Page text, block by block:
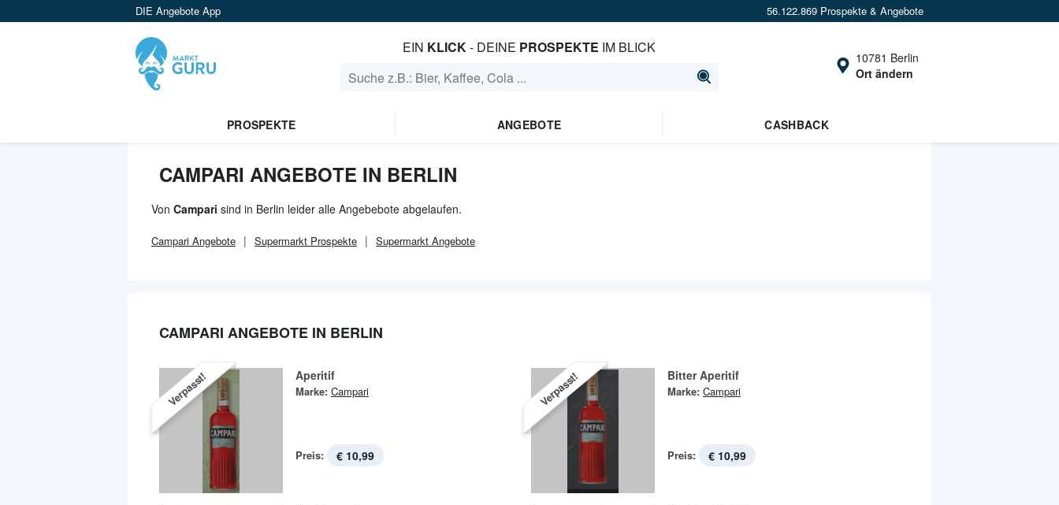
DIE Angebote App 56.122.869 Prospekte & Angebote
EIN KLICK- DEINE PROSPEKTE IM BLICK
10781 Berlin
Ort ändern
PROSPEKTE ANGEBOTE CASHBACK
CAMPARI ANGEBOTE IN BERLIN
Von Campari sind in Berlin leider alle Angebebote abgelaufen.
Campari Angebote Supermarkt Prospekte Supermarkt Angebote
CAMPARI ANGEBOTE IN BERLIN
Verpasst! Aperitif
Marke: Campari
Preis: € 10,99
Verpasst! Bitter Aperitif
Marke: Campari
Preis: € 10,99